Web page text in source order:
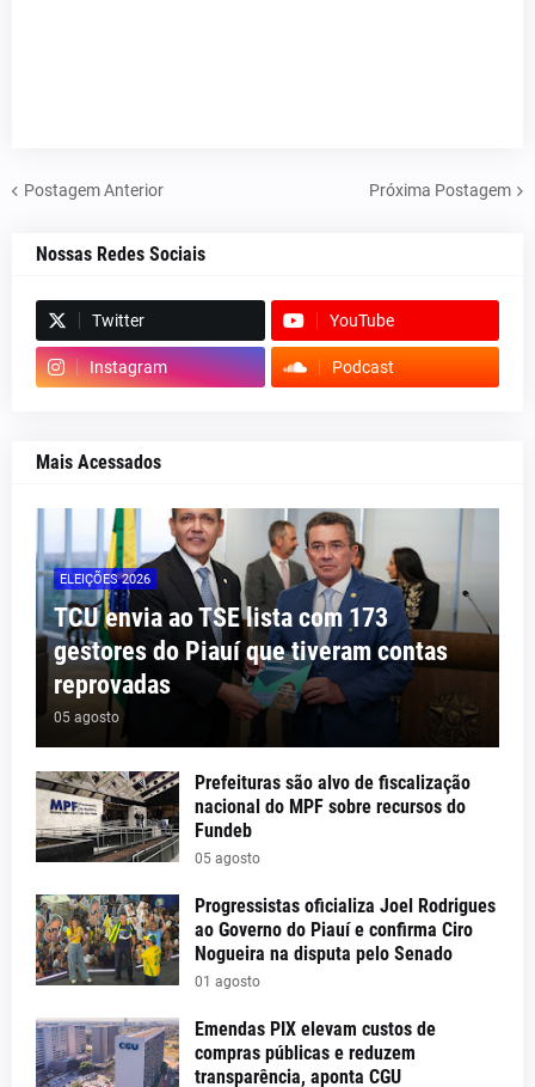
Postagem Anterior Próxima Postagem
Nossas Redes Sociais
Twitter YouTube
Instagram Podcast
Mais Acessados
ELEIÇÕES 2026
TCU envia ao TSE lista com 173
gestores do Piauí que tiveram contas
reprovadas
05 agosto
Prefeituras são alvo de fiscalização
nacional do MPF sobre recursos do
Fundeb
05 agosto
Progressistas oficializa Joel Rodrigues
ao Governo do Piauí e confirma Ciro
Nogueira na disputa pelo Senado
01 agosto
Emendas PIX elevam custos de
compras públicas e reduzem
transparência, aponta CGU